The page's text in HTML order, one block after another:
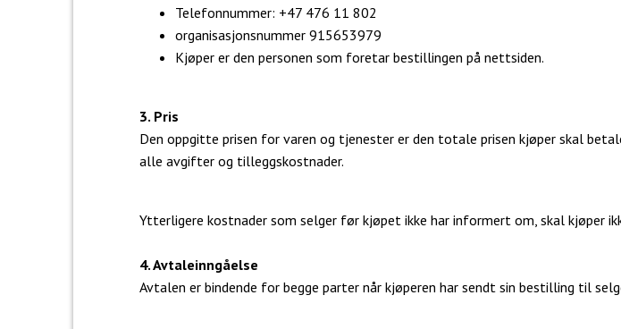
Telefonnummer: +47 476 11 802
organisasjonsnummer 915653979
Kjøper er den personen som foretar bestillingen på nettsiden.
3. Pris
Den oppgitte prisen for varen og tjenester er den totale prisen kjøper skal
alle avgifter og tilleggskostnader.
Ytterligere kostnader som selger før kjøpet ikke har informert om, skal kjøper
4. Avtaleinngåelse
Avtalen er bindende for begge parter når kjøperen har sendt sin bestilling til